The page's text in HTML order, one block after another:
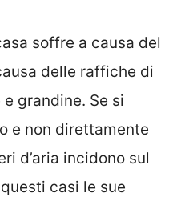
soffre a causa del
delle raffiche di
grandine. Se si
e non direttamente
d’aria incidono sul
casi le sue